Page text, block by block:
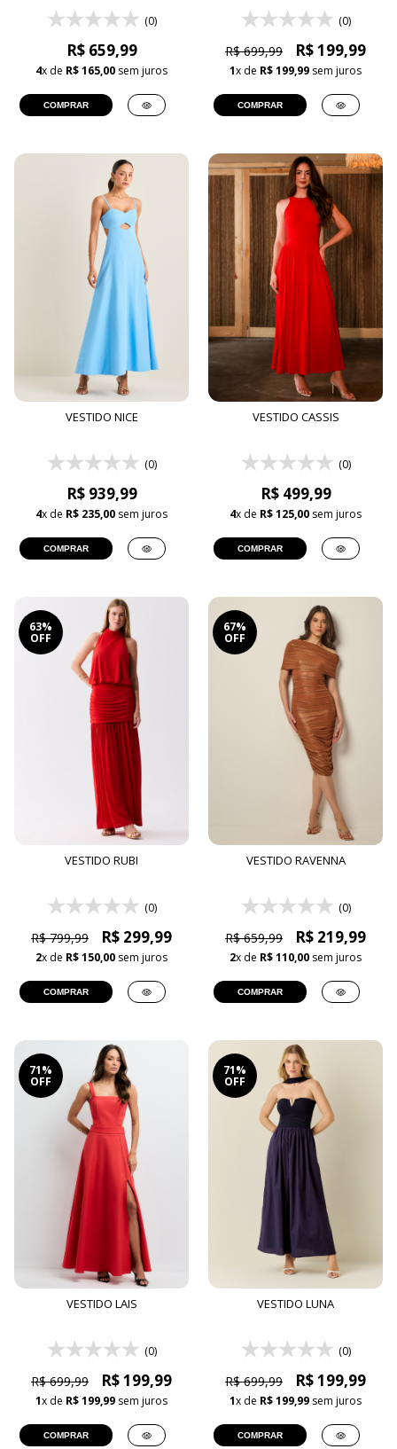
(0)
R$ 659,99
4x de R$ 165,00 sem juros
COMPRAR
(0)
R$ 699,99 R$ 199,99
1x de R$ 199,99 sem juros
COMPRAR
VESTIDO NICE
(0)
R$ 939,99
4x de R$ 235,00 sem juros
COMPRAR
VESTIDO CASSIS
(0)
R$ 499,99
4x de R$ 125,00 sem juros
COMPRAR
63%
OFF
VESTIDO RUBI
(0)
R$ 799,99 R$ 299,99
2x de R$ 150,00 sem juros
COMPRAR
67%
OFF
VESTIDO RAVENNA
(0)
R$ 659,99 R$ 219,99
2x de R$ 110,00 sem juros
COMPRAR
71%
OFF
VESTIDO LAIS
(0)
R$ 699,99 R$ 199,99
1x de R$ 199,99 sem juros
COMPRAR
71%
OFF
VESTIDO LUNA
(0)
R$ 699,99 R$ 199,99
1x de R$ 199,99 sem juros
COMPRAR